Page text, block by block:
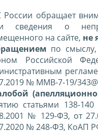
обращает
сведения о
на сайте, не
по
Российской
№ ММВ-7-19/
статьями 138-
№ 129-ФЗ, от
№ 248-ФЗ, КоАП